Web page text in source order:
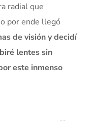
radial que
por ende llegó
de visión y decidí
lentes sin
este inmenso